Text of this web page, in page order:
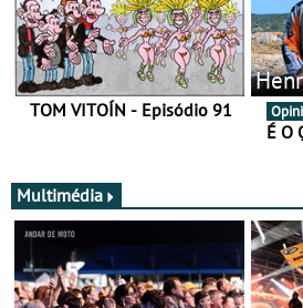
TOM VITOÍN - Episódio 91
É O
Multimédia